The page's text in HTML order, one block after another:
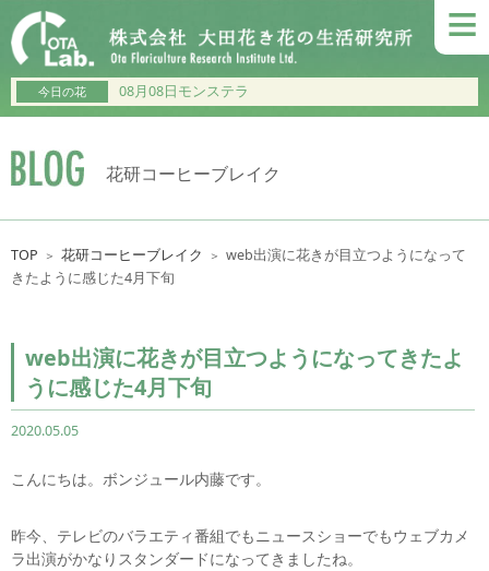
≡
今日の花 08月08日モンステラ
花研コーヒーブレイク
TOP ＞ 花研コーヒーブレイク ＞ web出演に花きが目立つようになって
きたように感じた4月下旬
web出演に花きが目立つようになってきたよ
うに感じた4月下旬
2020.05.05
こんにちは。ボンジュール内藤です。
昨今、テレビのバラエティ番組でもニュースショーでもウェブカメ
ラ出演がかなりスタンダードになってきましたね。